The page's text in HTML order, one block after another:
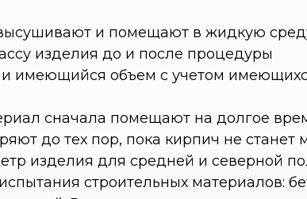
и помещают в жидкую
изделия до и после процедуры
и имеющийся объем с учетом
сначала помещают на долгое
до тех пор, пока кирпич не станет
изделия для средней и северной
строительных материалов: